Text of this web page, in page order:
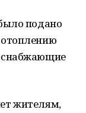
подано
жителям,